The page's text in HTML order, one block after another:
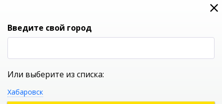
0
УНИВЕРСАЛЬНЫЙ ИНТЕРНЕТ МАГАЗИН
Введите свой город
Или выберите из списка:
Хабаровск